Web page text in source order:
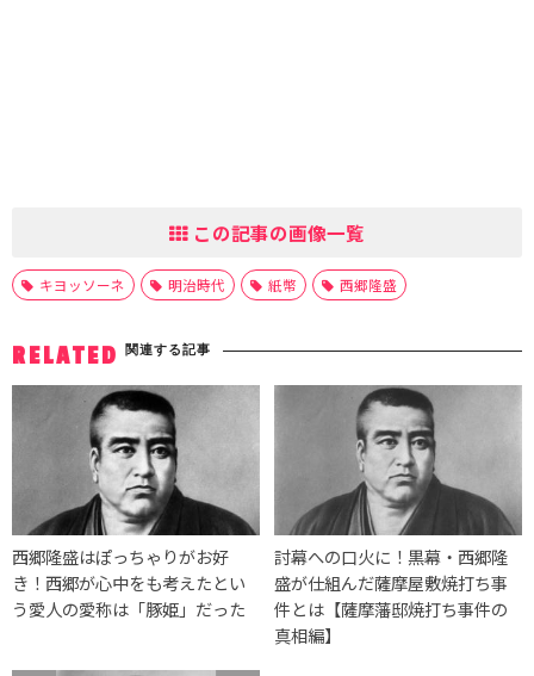
この記事の画像一覧
キヨッソーネ 明治時代 紙幣 西郷隆盛
RELATED 関連する記事
西郷隆盛はぽっちゃりがお好
き！西郷が心中をも考えたとい
う愛人の愛称は「豚姫」だった
討幕への口火に！黒幕・西郷隆
盛が仕組んだ薩摩屋敷焼打ち事
件とは【薩摩藩邸焼打ち事件の
真相編】